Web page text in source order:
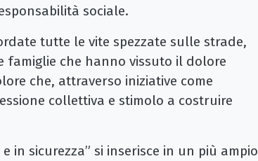
sociale.
tutte le vite spezzate sulle strade,
che hanno vissuto il dolore
che, attraverso iniziative come
collettiva e stimolo a costruire
in sicurezza” si inserisce in un più ampio